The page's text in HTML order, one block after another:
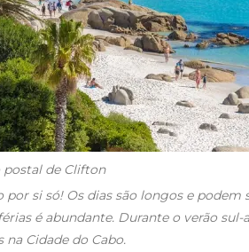
postal de Clifton
por si só! Os dias são longos e
é abundante. Durante o verão
Cidade do Cabo.